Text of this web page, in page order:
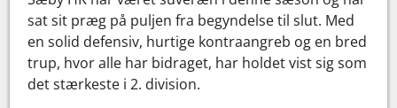
sat sit præg på puljen fra begyndelse til slut. Med
en solid defensiv, hurtige kontraangreb og en bred
trup, hvor alle har bidraget, har holdet vist sig som
det stærkeste i 2. division.